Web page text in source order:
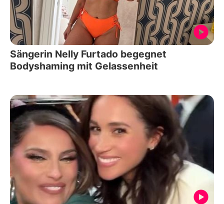
Sängerin Nelly Furtado begegnet
Bodyshaming mit Gelassenheit